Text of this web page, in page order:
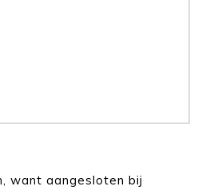
want aangesloten bij